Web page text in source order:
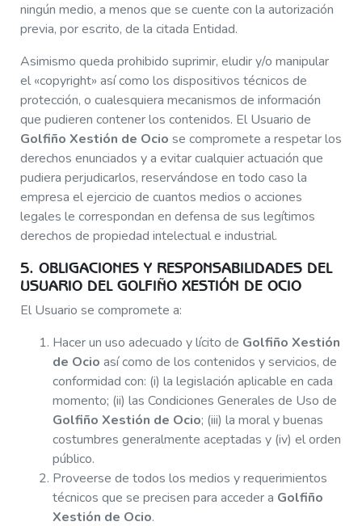
ningún medio, a menos que se cuente con la autorización
previa, por escrito, de la citada Entidad.
Asimismo queda prohibido suprimir, eludir y/o manipular
el «copyright» así como los dispositivos técnicos de
protección, o cualesquiera mecanismos de información
que pudieren contener los contenidos. El Usuario de
Golfiño Xestión de Ocio se compromete a respetar los
derechos enunciados y a evitar cualquier actuación que
pudiera perjudicarlos, reservándose en todo caso la
empresa el ejercicio de cuantos medios o acciones
legales le correspondan en defensa de sus legítimos
derechos de propiedad intelectual e industrial.
5. OBLIGACIONES Y RESPONSABILIDADES DEL
USUARIO DEL GOLFIÑO XESTIÓN DE OCIO
El Usuario se compromete a:
Hacer un uso adecuado y lícito de Golfiño Xestión
de Ocio así como de los contenidos y servicios, de
conformidad con: (i) la legislación aplicable en cada
momento; (ii) las Condiciones Generales de Uso de
Golfiño Xestión de Ocio; (iii) la moral y buenas
costumbres generalmente aceptadas y (iv) el orden
público.
Proveerse de todos los medios y requerimientos
técnicos que se precisen para acceder a Golfiño
Xestión de Ocio.